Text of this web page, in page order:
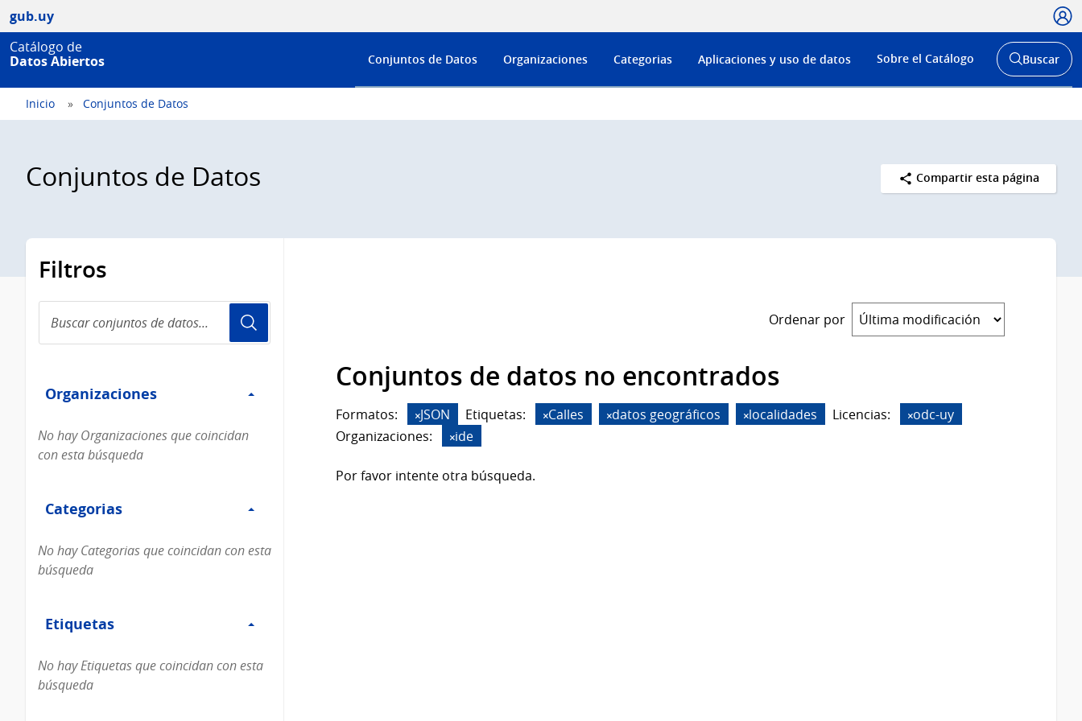
gub.uy
Catálogo de
Datos Abiertos
Menú
de
Conjuntos de Datos Organizaciones Categorias Aplicaciones y uso de datos Sobre el Catálogo
Abrir
buscador
Buscar
Inicio Conjuntos de Datos
Conjuntos de Datos Compartir esta página
Filtros
conjuntos
de
Organizaciones
Organizaciones
No hay Organizaciones que coincidan
con esta búsqueda
Categorias
Categorias
No hay Categorias que coincidan con esta
búsqueda
Etiquetas
Etiquetas
No hay Etiquetas que coincidan con esta
búsqueda
Ordenar por
Conjuntos de datos no encontrados
Formatos: JSON Etiquetas: Calles datos geográficos localidades Licencias:
odc-uy
Organizaciones:
ide
Por favor intente otra búsqueda.